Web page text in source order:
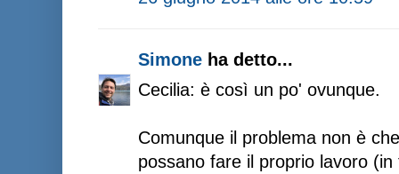
Simone ha detto...
Cecilia: è così un po' ovunque.
Comunque il problema non è
possano fare il proprio lavoro